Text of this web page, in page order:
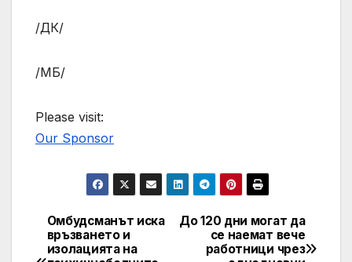
/ДК/
/МБ/
Please visit:
Our Sponsor
Post
До 120 дни могат да
се наемат вече
работници чрез
Омбудсманът иска
връзването и
изолацията на